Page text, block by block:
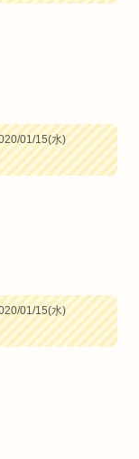
01/15(水)
01/15(水)